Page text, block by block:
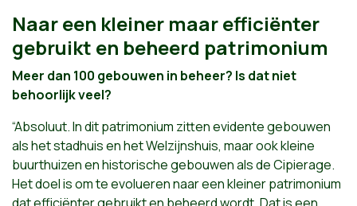
Naar een kleiner maar efficiënter
gebruikt en beheerd patrimonium
Meer dan 100 gebouwen in beheer? Is dat niet
behoorlijk veel?
“Absoluut. In dit patrimonium zitten evidente gebouwen
als het stadhuis en het Welzijnshuis, maar ook kleine
buurthuizen en historische gebouwen als de Cipierage.
Het doel is om te evolueren naar een kleiner patrimonium